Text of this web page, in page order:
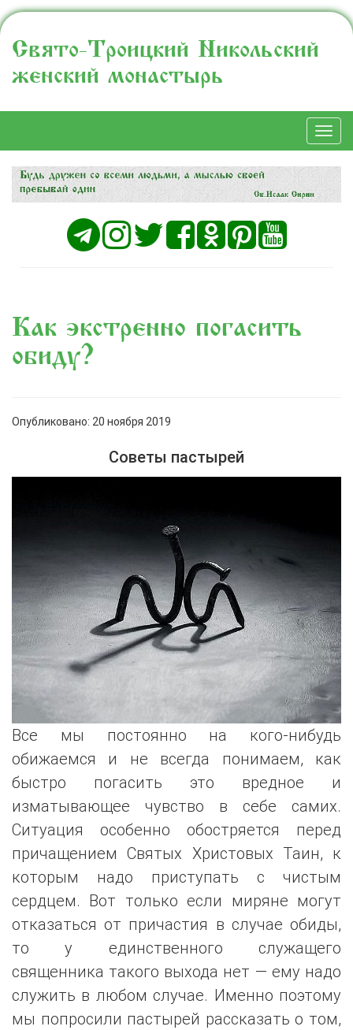
Свято-Троицкий Никольский
женский монастырь
Как экстренно погасить
обиду?
Опубликовано: 20 ноября 2019
Советы пастырей
Все мы постоянно на кого-нибудь
обижаемся и не всегда понимаем, как
быстро погасить это вредное и
изматывающее чувство в себе самих.
Ситуация особенно обостряется перед
причащением Святых Христовых Таин, к
которым надо приступать с чистым
сердцем. Вот только если миряне могут
отказаться от причастия в случае обиды,
то у единственного служащего
священника такого выхода нет — ему надо
служить в любом случае. Именно поэтому
мы попросили пастырей рассказать о том,